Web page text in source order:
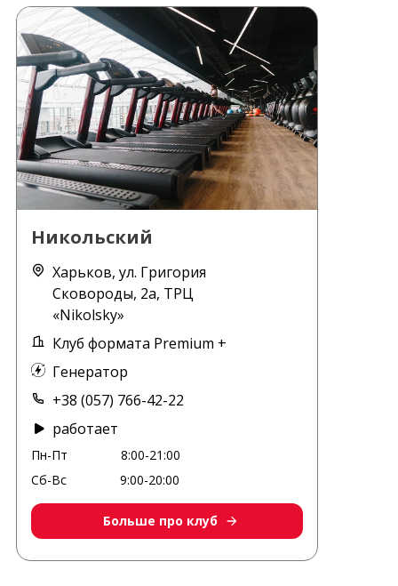
Никольский
Харьков, ул. Григория
Сковороды, 2а, ТРЦ
«Nikolsky»
Клуб формата Premium +
Генератор
+38 (057) 766-42-22
работает
Пн-Пт
8:00-21:00
Сб-Вс
9:00-20:00
Больше про клуб